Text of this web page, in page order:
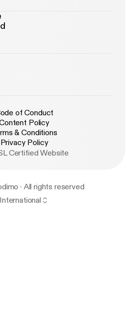
of Conduct
Policy
& Conditions
Privacy Policy
Certified Website
· All rights reserved
International